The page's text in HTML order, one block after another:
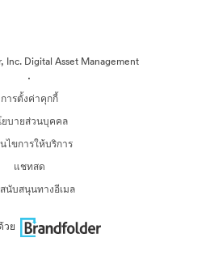
Inc. Digital Asset Management
·
การตั้งค่าคุกกี้
ยบายส่วนบุคคล
นไขการให้บริการ
แชทสด
นับสนุนทางอีเมล
วย